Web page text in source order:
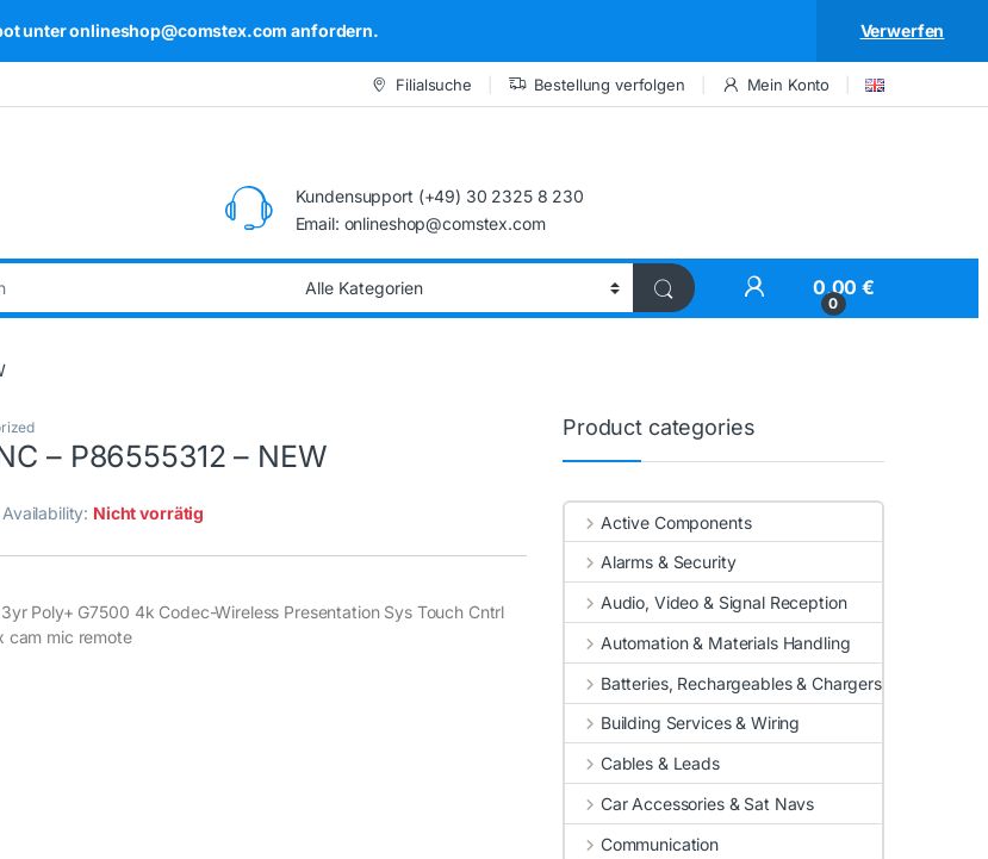
unter onlineshop@comstex.com anfordern. Verwerfen
Filialsuche Bestellung verfolgen Mein Konto
Kundensupport (+49) 30 2325 8 230
Email: onlineshop@comstex.com
My Account
0
0,00€
– P86555312 – NEW
Availability: Nicht vorrätig
Poly+ G7500 4k Codec-Wireless Presentation Sys Touch Cntrl
cam mic remote
Product categories
Active Components
Alarms & Security
Audio, Video & Signal Reception
Automation & Materials Handling
Batteries, Rechargeables & Chargers
Building Services & Wiring
Cables & Leads
Car Accessories & Sat Navs
Communication